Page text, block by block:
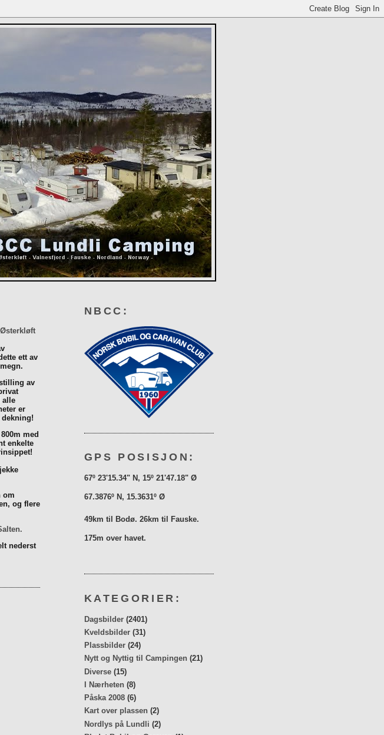
Østerkløft
ett av
av
alle
er
med
enkelte
om
og flere
nederst
NBCC:
GPS POSISJON:
67º 23'15.34" N, 15º 21'47.18" Ø
67.3876º N, 15.3631º Ø
49km til Bodø. 26km til Fauske.
175m over havet.
KATEGORIER:
Dagsbilder (2401)
Kveldsbilder (31)
Plassbilder (24)
Nytt og Nyttig til Campingen (21)
Diverse (15)
I Nærheten (8)
Påska 2008 (6)
Kart over plassen (2)
Nordlys på Lundli (2)